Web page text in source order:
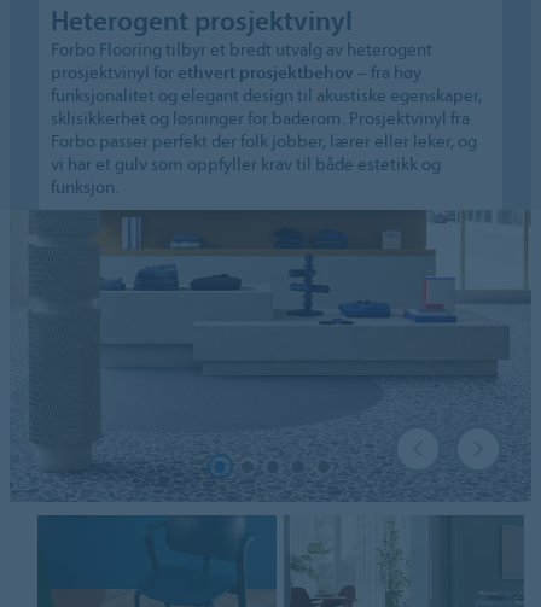
Heterogent prosjektvinyl
Forbo Flooring tilbyr et bredt utvalg av heterogent
prosjektvinyl for ethvert prosjektbehov – fra høy
funksjonalitet og elegant design til akustiske egenskaper,
sklisikkerhet og løsninger for baderom. Prosjektvinyl fra
Forbo passer perfekt der folk jobber, lærer eller leker, og
vi har et gulv som oppfyller krav til både estetikk og
funksjon.